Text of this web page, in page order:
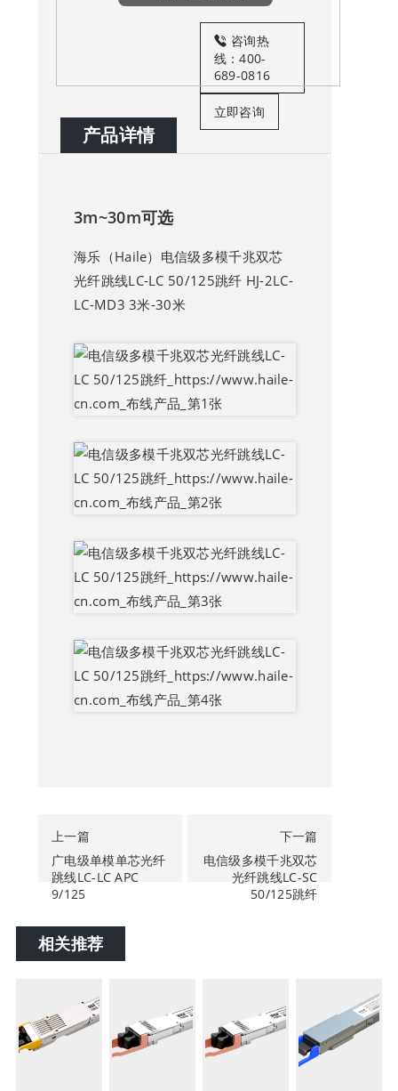
咨询热
线：400-
689-0816
立即咨询
产品详情
3m~30m可选
海乐（Haile）电信级多模千兆双芯
光纤跳线LC-LC 50/125跳纤 HJ-2LC-
LC-MD3 3米-30米
上一篇
广电级单模单芯光纤
跳线LC-LC APC
9/125
下一篇
电信级多模千兆双芯
光纤跳线LC-SC
50/125跳纤
相关推荐